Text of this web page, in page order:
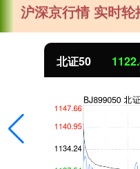
沪深京行情 实时轮
北证50